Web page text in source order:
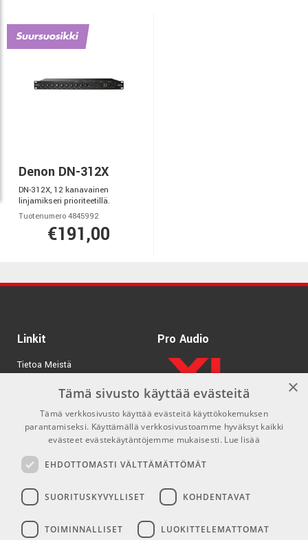
Denon DN-312X
DN-312X, 12 kanavainen
linjamikseri prioriteetillä.
Tuotenumero 4845992
€191,00
Linkit
Tietoa Meistä
Tuotemerkit
Kirjaudu
GDPR & Cookies
Myyntiehdot
Pro Audio
Yhteys
info@emnordic.fi
Sosiaaliset mediat
Facebook
×
Tämä sivusto käyttää evästeitä
Tämä verkkosivusto käyttää evästeitä käyttökokemuksen
parantamiseksi. Käyttämällä verkkosivustoamme hyväksyt kaikki
evästeet evästekäytäntöjemme mukaisesti. Lue lisää
EHDOTTOMASTI VÄLTTÄMÄTTÖMÄT
SUORITUSKYVYLLISET KOHDENTAVAT
TOIMINNALLISET LUOKITTELEMATTOMAT